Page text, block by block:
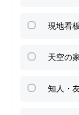
現地看板
天空の
知人・